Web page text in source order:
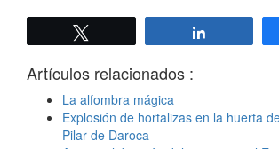
Artículos relacionados :
La alfombra mágica
Explosión de hortalizas en la huerta
Pilar de Daroca